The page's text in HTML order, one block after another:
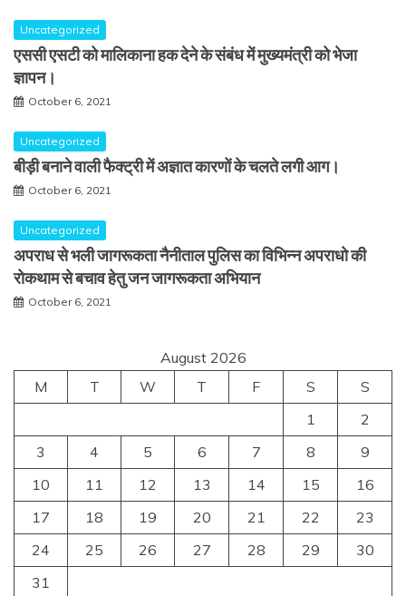
Uncategorized
एससी एसटी को मालिकाना हक देने के संबंध में मुख्यमंत्री को भेजा
ज्ञापन।
October 6, 2021
Uncategorized
बीड़ी बनाने वाली फैक्ट्री में अज्ञात कारणों के चलते लगी आग।
October 6, 2021
Uncategorized
अपराध से भली जागरूकता नैनीताल पुलिस का विभिन्न अपराधो की
रोकथाम से बचाव हेतु जन जागरूकता अभियान
October 6, 2021
August 2026
M
T W T F S
S
1
2
3
4 5 6 7 8
9
10
11 12 13 14 15
16
17
18 19 20 21 22
23
24
25 26 27 28 29
30
31